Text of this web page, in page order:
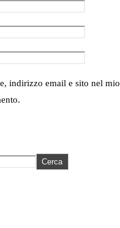
indirizzo email e sito nel
Cerca